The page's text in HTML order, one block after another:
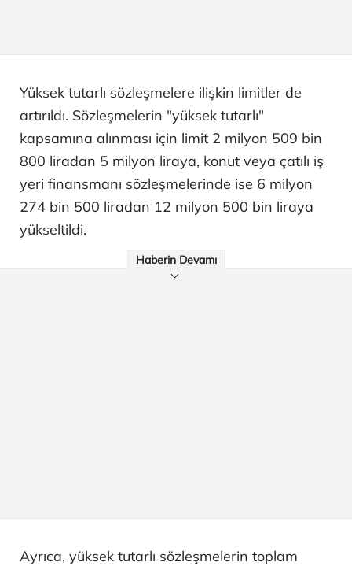
Yüksek tutarlı sözleşmelere ilişkin limitler de
artırıldı. Sözleşmelerin "yüksek tutarlı"
kapsamına alınması için limit 2 milyon 509 bin
800 liradan 5 milyon liraya, konut veya çatılı iş
yeri finansmanı sözleşmelerinde ise 6 milyon
274 bin 500 liradan 12 milyon 500 bin liraya
yükseltildi.
Haberin Devamı
Ayrıca, yüksek tutarlı sözleşmelerin toplam